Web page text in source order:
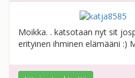
Moikka. . katsotaan nyt sit
erityinen ihminen elämääni :)